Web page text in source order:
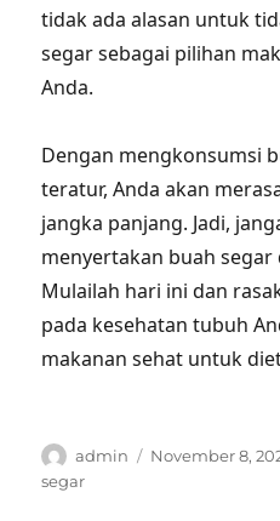
tidak ada alasan untuk
segar sebagai pilihan
Anda.
Dengan mengkonsumsi
teratur, Anda akan
jangka panjang. Jadi,
menyertakan buah
Mulailah hari ini dan
pada kesehatan tubuh
makanan sehat untuk
Author
admin
Posted
November 8,
segar